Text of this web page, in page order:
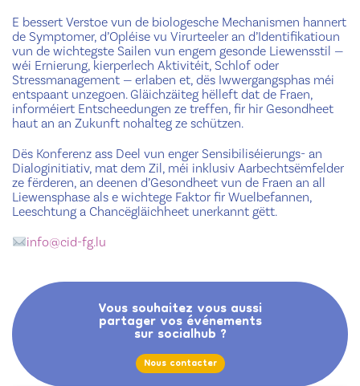
E bessert Verstoe vun de biologesche Mechanismen hannert
de Symptomer, d’Opléise vu Virurteeler an d’Identifikatioun
vun de wichtegste Sailen vun engem gesonde Liewensstil —
wéi Ernierung, kierperlech Aktivitéit, Schlof oder
Stressmanagement — erlaben et, dës Iwwergangsphas méi
entspaant unzegoen. Gläichzäiteg hëlleft dat de Fraen,
informéiert Entscheedungen ze treffen, fir hir Gesondheet
haut an an Zukunft nohalteg ze schützen.
Dës Konferenz ass Deel vun enger Sensibiliséierungs- an
Dialoginitiativ, mat dem Zil, méi inklusiv Aarbechtsëmfelder
ze fërderen, an deenen d’Gesondheet vun de Fraen an all
Liewensphase als e wichtege Faktor fir Wuelbefannen,
Leeschtung a Chancëgläichheet unerkannt gëtt.
info@cid-fg.lu
Vous souhaitez vous aussi
partager vos événements
sur socialhub ?
Nous contacter